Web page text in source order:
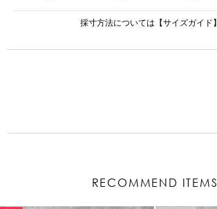
採寸方法については 【サイズガイド】
RECOMMEND ITEMS